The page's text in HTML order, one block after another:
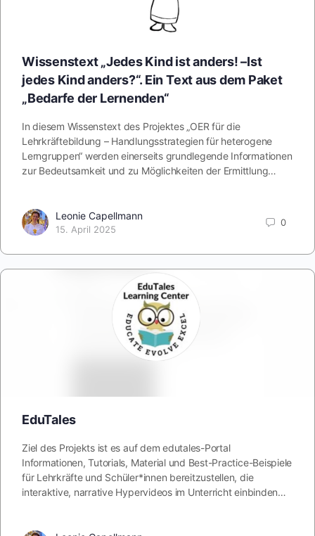
Wissenstext „Jedes Kind ist anders! –Ist
jedes Kind anders?“. Ein Text aus dem Paket
„Bedarfe der Lernenden“
In diesem Wissenstext des Projektes „OER für die
Lehrkräftebildung – Handlungsstrategien für heterogene
Lerngruppen“ werden einerseits grundlegende Informationen
zur Bedeutsamkeit und zu Möglichkeiten der Ermittlung…
Leonie Capellmann
15. April 2025
0
EduTales
Ziel des Projekts ist es auf dem edutales-Portal
Informationen, Tutorials, Material und Best-Practice-Beispiele
für Lehrkräfte und Schüler*innen bereitzustellen, die
interaktive, narrative Hypervideos im Unterricht einbinden…